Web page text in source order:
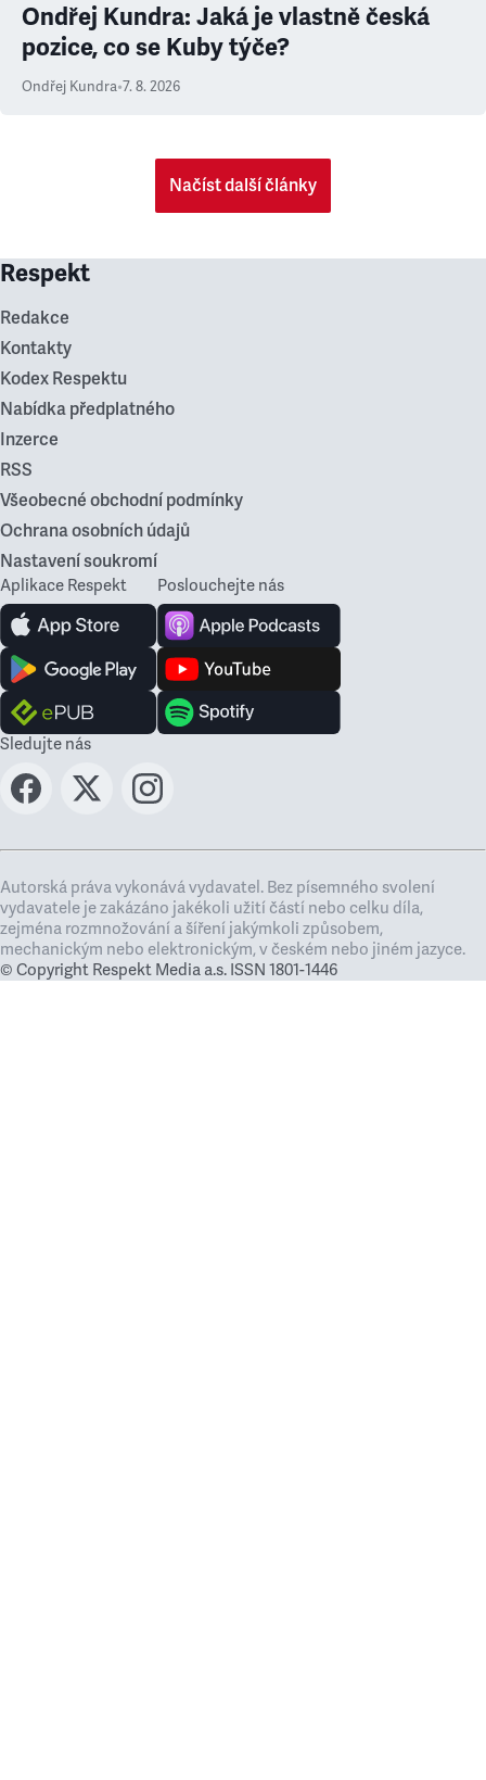
Ondřej Kundra: Jaká je vlastně česká
pozice, co se Kuby týče?
Ondřej Kundra•7. 8. 2026
Načíst další články
Respekt
Redakce
Kontakty
Kodex Respektu
Nabídka předplatného
Inzerce
RSS
Všeobecné obchodní podmínky
Ochrana osobních údajů
Nastavení soukromí
Aplikace Respekt Poslouchejte nás
Sledujte nás
Autorská práva vykonává vydavatel. Bez písemného svolení
vydavatele je zakázáno jakékoli užití částí nebo celku díla,
zejména rozmnožování a šíření jakýmkoli způsobem,
mechanickým nebo elektronickým, v českém nebo jiném jazyce.
© Copyright Respekt Media a.s. ISSN 1801-1446